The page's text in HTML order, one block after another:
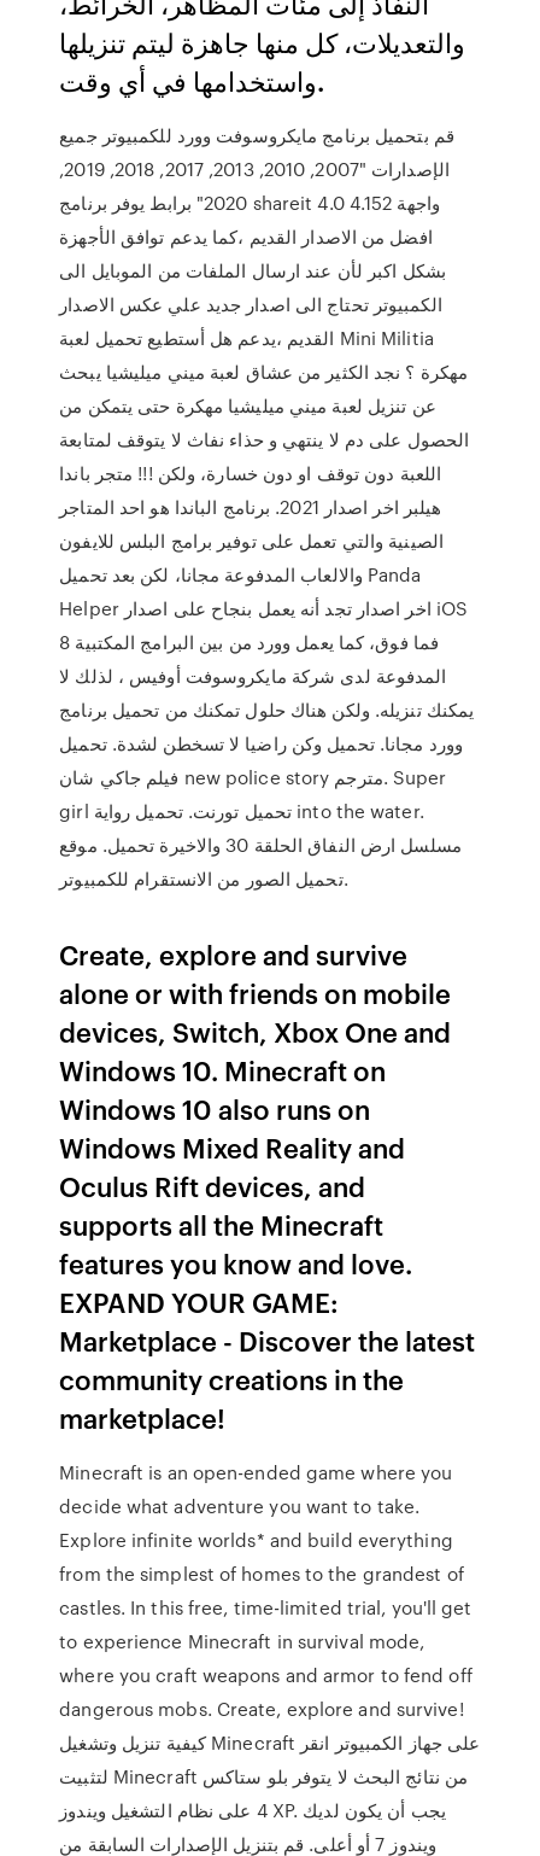
والتعديلات، كل منها جاهزة ليتم تنزيلها
واستخدامها في أي وقت.
قم بتحميل برنامج مايكروسوفت وورد للكمبيوتر جميع
الإصدارات "2007, 2010, 2013, 2017, 2018, 2019,
2020" برابط يوفر برنامج shareit 4.0 4.152 واجهة
افضل من الاصدار القديم ،كما يدعم توافق الأجهزة
بشكل اكبر لأن عند ارسال الملفات من الموبايل الى
الكمبيوتر تحتاج الى اصدار جديد علي عكس الاصدار
القديم ،يدعم هل أستطيع تحميل لعبة Mini Militia
مهكرة ؟ نجد الكثير من عشاق لعبة ميني ميليشيا يبحث
عن تنزيل لعبة ميني ميليشيا مهكرة حتى يتمكن من
الحصول على دم لا ينتهي و حذاء نفاث لا يتوقف لمتابعة
اللعبة دون توقف او دون خسارة، ولكن !!! متجر باندا
هيلبر اخر اصدار 2021. برنامج الباندا هو احد المتاجر
الصينية والتي تعمل على توفير برامج البلس للايفون
والالعاب المدفوعة مجانا، لكن بعد تحميل Panda
Helper اخر اصدار تجد أنه يعمل بنجاح على اصدار iOS
8 فما فوق، كما يعمل وورد من بين البرامج المكتبية
المدفوعة لدى شركة مايكروسوفت أوفيس ، لذلك لا
يمكنك تنزيله. ولكن هناك حلول تمكنك من تحميل برنامج
وورد مجانا. تحميل وكن راضيا لا تسخطن لشدة. تحميل
فيلم جاكي شان new police story مترجم. Super
girl تحميل تورنت. تحميل رواية into the water.
مسلسل ارض النفاق الحلقة 30 والاخيرة تحميل. موقع
تحميل الصور من الانستقرام للكمبيوتر.
Create, explore and survive
alone or with friends on mobile
devices, Switch, Xbox One and
Windows 10. Minecraft on
Windows 10 also runs on
Windows Mixed Reality and
Oculus Rift devices, and
supports all the Minecraft
features you know and love.
EXPAND YOUR GAME:
Marketplace - Discover the latest
community creations in the
marketplace!
Minecraft is an open-ended game where you
decide what adventure you want to take.
Explore infinite worlds* and build everything
from the simplest of homes to the grandest of
castles. In this free, time-limited trial, you'll get
to experience Minecraft in survival mode,
where you craft weapons and armor to fend off
dangerous mobs. Create, explore and survive!
كيفية تنزيل وتشغيل Minecraft على جهاز الكمبيوتر انقر
لتثبيت Minecraft من نتائج البحث لا يتوفر بلو ستاكس
4 على نظام التشغيل ويندوز XP. يجب أن يكون لديك
ويندوز 7 أو أعلى. ‫قم بتنزيل الإصدارات السابقة من